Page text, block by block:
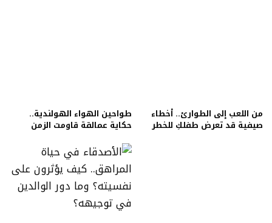
من اللعب إلى الطوارئ.. أخطاء
صيفية قد تعرض طفلكِ للخطر
طواحين الهواء الهولندية..
حكاية عمالقة قاومت الزمن